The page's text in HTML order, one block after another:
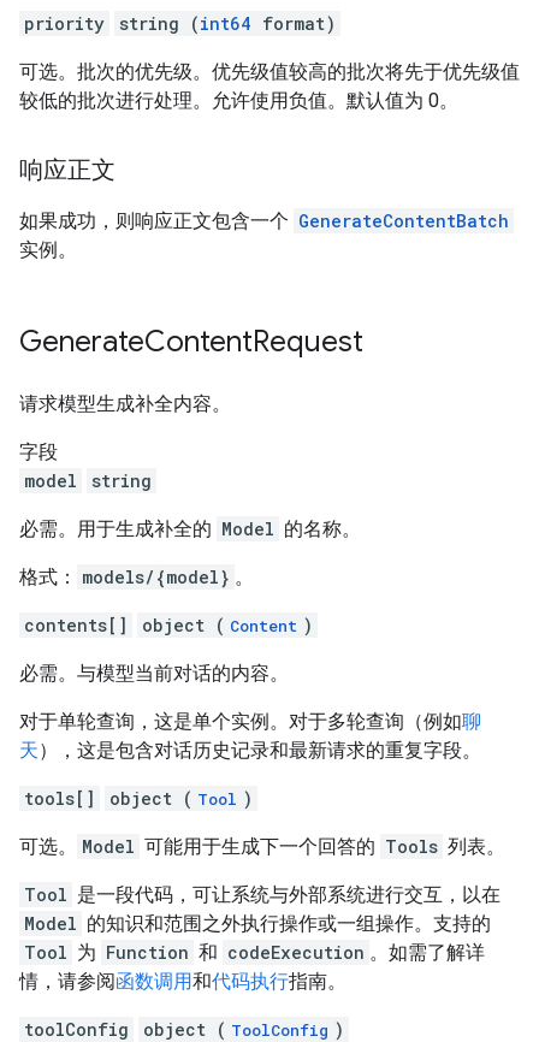
priority string (int64 format)
可选。批次的优先级。优先级值较高的批次将先于优先级值
较低的批次进行处理。允许使用负值。默认值为 0。
响应正文
如果成功，则响应正文包含一个 GenerateContentBatch
实例。
GenerateContentRequest
请求模型生成补全内容。
字段
model
string
必需。用于生成补全的 Model 的名称。
格式： models/{model} 。
contents[] object ( Content )
必需。与模型当前对话的内容。
对于单轮查询，这是单个实例。对于多轮查询（例如聊
天），这是包含对话历史记录和最新请求的重复字段。
tools[] object ( Tool )
可选。 Model 可能用于生成下一个回答的 Tools 列表。
Tool 是一段代码，可让系统与外部系统进行交互，以在
Model 的知识和范围之外执行操作或一组操作。支持的
Tool 为 Function 和 codeExecution 。如需了解详
情，请参阅函数调用和代码执行指南。
toolConfig object ( ToolConfig )